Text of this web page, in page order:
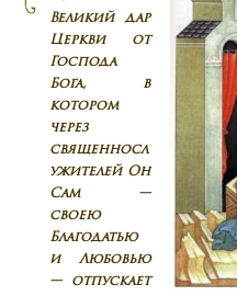
Великий дар
Церкви от
Господа
Бога, в
котором
через
священносл
ужителей Он
Сам —
своею
Благодатью
и Любовью
— отпускает